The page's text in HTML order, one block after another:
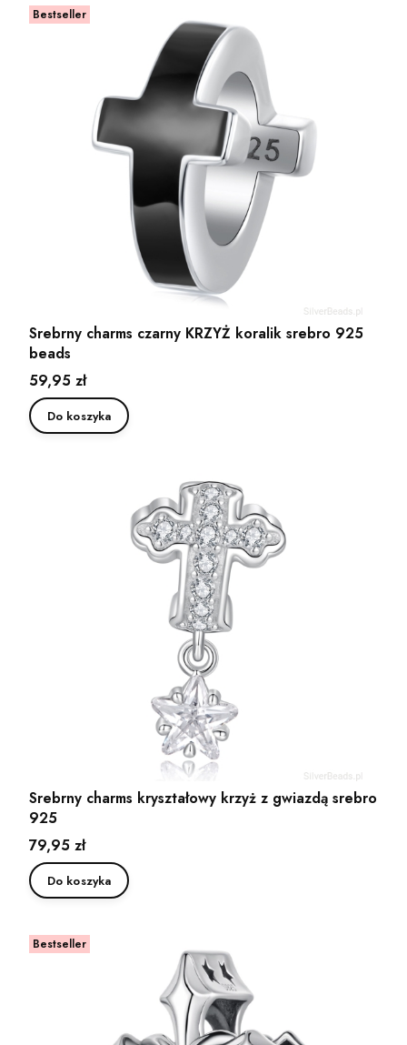
Bestseller
Srebrny charms czarny KRZYŻ koralik srebro 925
beads
Cena
59,95 zł
Do koszyka
Srebrny charms kryształowy krzyż z gwiazdą srebro
925
Cena
79,95 zł
Do koszyka
Bestseller